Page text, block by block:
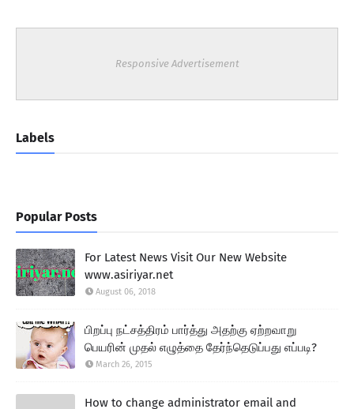
Responsive Advertisement
Labels
Popular Posts
For Latest News Visit Our New Website
www.asiriyar.net
August 06, 2018
பிறப்பு நட்சத்திரம் பார்த்து அதற்கு ஏற்றவாறு
பெயரின் முதல் எழுத்தை தேர்ந்தெடுப்பது எப்படி?
March 26, 2015
How to change administrator email and